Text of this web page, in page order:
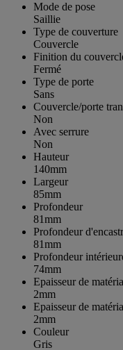
Mode de pose
Saillie
Type de couverture
Couvercle
Finition du
Fermé
Type de porte
Sans
Couvercle/porte
Non
Avec serrure
Non
Hauteur
140mm
Largeur
85mm
Profondeur
81mm
Profondeur
81mm
Profondeur
74mm
Epaisseur de
2mm
Epaisseur de
2mm
Couleur
Gris